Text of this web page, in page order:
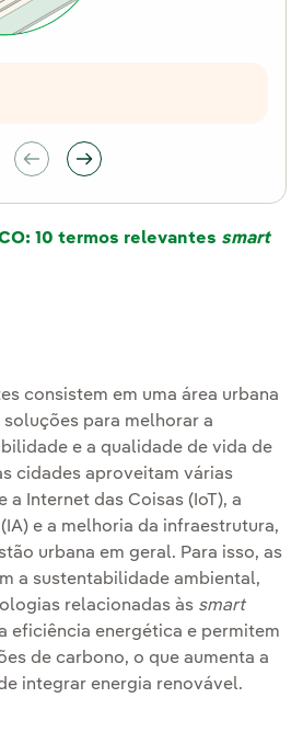
10 termos relevantes smart
consistem em uma área urbana
para melhorar a
e a qualidade de vida de
cidades aproveitam várias
Internet das Coisas (IoT), a
e a melhoria da infraestrutura,
urbana em geral. Para isso, as
a sustentabilidade ambiental,
relacionadas às smart
eficiência energética e permitem
de carbono, o que aumenta a
integrar energia renovável.